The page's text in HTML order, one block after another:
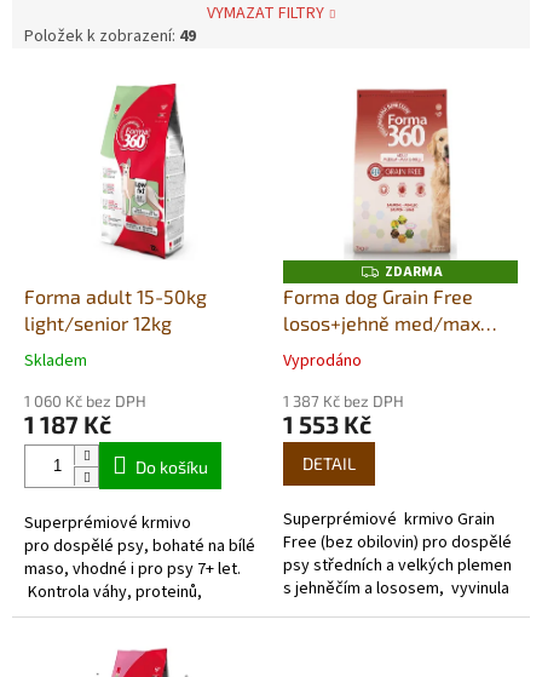
VYMAZAT FILTRY
Položek k zobrazení: 49
Forma adult 15-50kg
light/senior 12kg
Průměrné
produktu
je
hvězdiček.
Skladem
1 060 Kč bez DPH
1 187 Kč
Do košíku
Superprémiové krmivo
pro dospělé psy, bohaté na bílé
maso, vhodné i pro psy 7+ let.
Kontrola váhy, proteinů,
vlákniny, tuků. Inovativní řešení
Z
D
A
R
ZDARMA
Forma dog Grain Free
losos+jehně med/max
12kg
Průměrné
produktu
je
hvězdiček.
Vyprodáno
1 387 Kč bez DPH
1 553 Kč
DETAIL
Superprémiové krmivo Grain
Free (bez obilovin) pro dospělé
psy středních a velkých plemen
s jehněčím a lososem, vyvinula
na základě výživových